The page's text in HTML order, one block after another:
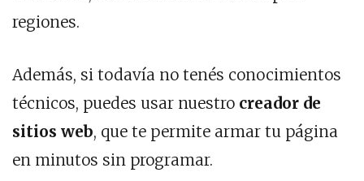
regiones.
Además, si todavía no tenés conocimientos
técnicos, puedes usar nuestro creador de
sitios web, que te permite armar tu página
en minutos sin programar.